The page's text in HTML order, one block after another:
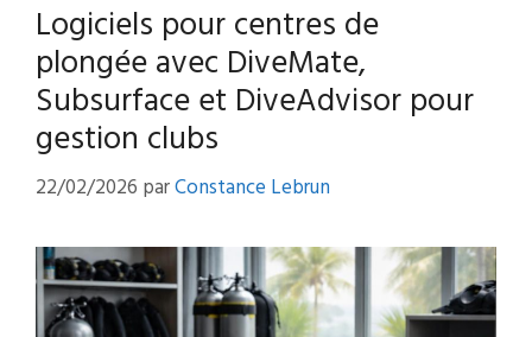
Logiciels pour centres de
plongée avec DiveMate,
Subsurface et DiveAdvisor pour
gestion clubs
22/02/2026 parConstance Lebrun